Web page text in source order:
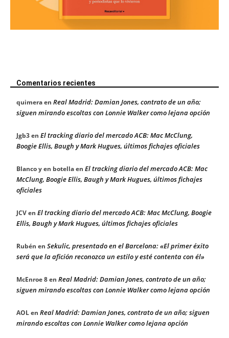
Comentarios recientes
quimeraen Real Madrid: Damian Jones, contrato de un año;
siguen mirando escoltas con Lonnie Walker como lejana opción
Jgb3en El tracking diario del mercado ACB: Mac McClung,
Boogie Ellis, Baugh y Mark Hugues, últimos fichajes oficiales
Blanco y en botellaen El tracking diario del mercado ACB: Mac
McClung, Boogie Ellis, Baugh y Mark Hugues, últimos fichajes
oficiales
JCVen El tracking diario del mercado ACB: Mac McClung, Boogie
Ellis, Baugh y Mark Hugues, últimos fichajes oficiales
Rubén en Sekulic, presentado en el Barcelona: «El primer éxito
será que la afición reconozca un estilo y esté contenta con él»
McEnroe 8en Real Madrid: Damian Jones, contrato de un año;
siguen mirando escoltas con Lonnie Walker como lejana opción
AOLen Real Madrid: Damian Jones, contrato de un año; siguen
mirando escoltas con Lonnie Walker como lejana opción